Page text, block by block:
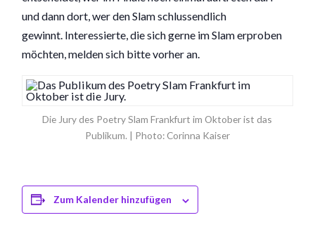
und dann dort, wer den Slam schlussendlich
gewinnt. Interessierte, die sich gerne im Slam erproben
möchten, melden sich bitte vorher an.
Die Jury des Poetry Slam Frankfurt im Oktober ist das
Publikum. | Photo: Corinna Kaiser
Zum Kalender hinzufügen